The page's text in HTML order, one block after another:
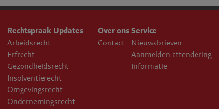
Rechtspraak Updates
Arbeidsrecht
Erfrecht
Gezondheidsrecht
Insolventierecht
Omgevingsrecht
Ondernemingsrecht
Over ons
Contact
Service
Nieuwsbrieven
Aanmelden attendering
Informatie